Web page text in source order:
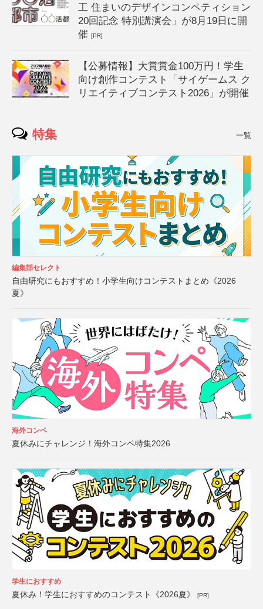
工 住まいのデザインコンペティション
20回記念 特別講演会」が8月19日に開
催[PR]
【公募情報】大賞賞金100万円！学生
向け創作コンテスト「サイゲームス ク
リエイティブコンテスト2026」が開催
特集 一覧
編集部セレクト
自由研究にもおすすめ！小学生向けコンテストまとめ《2026
夏》
海外コンペ
夏休みにチャレンジ！海外コンペ特集2026
学生におすすめ
夏休み！学生におすすめのコンテスト《2026夏》 [PR]